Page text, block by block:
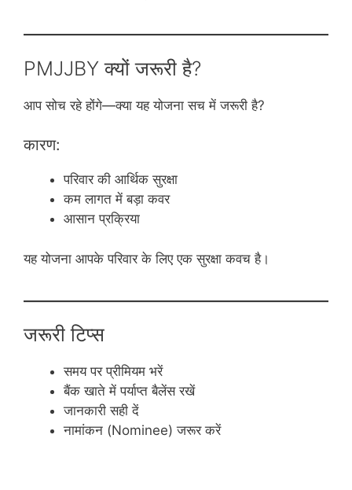
PMJJBY क्यों जरूरी है?
आप सोच रहे होंगे—क्या यह योजना सच में जरूरी है?
कारण:
परिवार की आर्थिक सुरक्षा
कम लागत में बड़ा कवर
आसान प्रक्रिया
यह योजना आपके परिवार के लिए एक सुरक्षा कवच है।
जरूरी टिप्स
समय पर प्रीमियम भरें
बैंक खाते में पर्याप्त बैलेंस रखें
जानकारी सही दें
नामांकन (Nominee) जरूर करें